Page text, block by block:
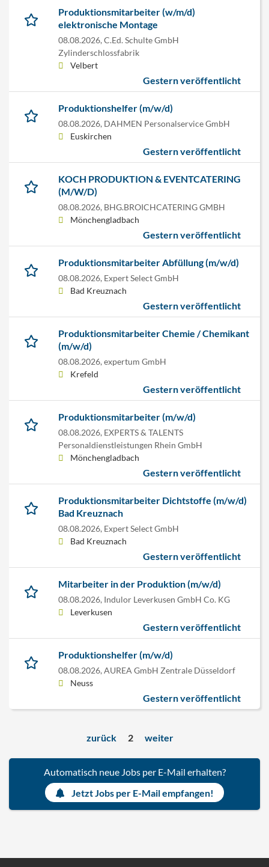
Produktionsmitarbeiter (w/m/d)
elektronische Montage
08.08.2026, C.Ed. Schulte GmbH
Zylinderschlossfabrik
Velbert
Gestern veröffentlicht
Produktionshelfer (m/w/d)
08.08.2026, DAHMEN Personalservice GmbH
Euskirchen
Gestern veröffentlicht
KOCH PRODUKTION & EVENTCATERING
(M/W/D)
08.08.2026, BHG.BROICHCATERING GMBH
Mönchengladbach
Gestern veröffentlicht
Produktionsmitarbeiter Abfüllung (m/w/d)
08.08.2026, Expert Select GmbH
Bad Kreuznach
Gestern veröffentlicht
Produktionsmitarbeiter Chemie / Chemikant
(m/w/d)
08.08.2026, expertum GmbH
Krefeld
Gestern veröffentlicht
Produktionsmitarbeiter (m/w/d)
08.08.2026, EXPERTS & TALENTS
Personaldienstleistungen Rhein GmbH
Mönchengladbach
Gestern veröffentlicht
Produktionsmitarbeiter Dichtstoffe (m/w/d)
Bad Kreuznach
08.08.2026, Expert Select GmbH
Bad Kreuznach
Gestern veröffentlicht
Mitarbeiter in der Produktion (m/w/d)
08.08.2026, Indulor Leverkusen GmbH Co. KG
Leverkusen
Gestern veröffentlicht
Produktionshelfer (m/w/d)
08.08.2026, AUREA GmbH Zentrale Düsseldorf
Neuss
Gestern veröffentlicht
zurück 2 weiter
Automatisch neue Jobs per E-Mail erhalten?
Jetzt Jobs per E-Mail empfangen!